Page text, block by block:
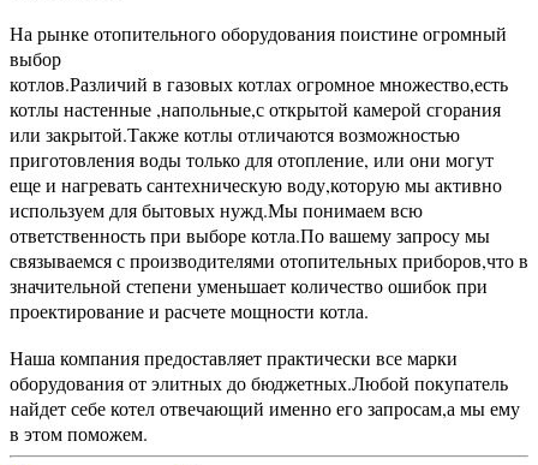
На рынке отопительного оборудования поистине огромный
выбор
котлов.Различий в газовых котлах огромное множество,есть
котлы настенные ,напольные,с открытой камерой сгорания
или закрытой.Также котлы отличаются возможностью
приготовления воды только для отопление, или они могут
еще и нагревать сантехническую воду,которую мы активно
используем для бытовых нужд.Мы понимаем всю
ответственность при выборе котла.По вашему запросу мы
связываемся с производителями отопительных приборов,что в
значительной степени уменьшает количество ошибок при
проектирование и расчете мощности котла.
Наша компания предоставляет практически все марки
оборудования от элитных до бюджетных.Любой покупатель
найдет себе котел отвечающий именно его запросам,а мы ему
в этом поможем.